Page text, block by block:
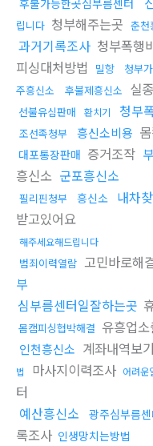
후불가능한곳심부름센터
립니다 청부해주는곳 춘천
과거기록조사 청부폭행
피싱대처방법
밀항 청부
주흥신소
후불제흥신소 실
선불유심판매 환치기 청부
조선족청부 흥신소비용
대포통장판매 증거조작
흥신소 군포흥신소
필리핀청부 흥신소 내차
받고있어요
해주세요해드립니다
범죄이력열람 고민바로해
부
심부름센터일잘하는곳
몸캠피싱협박해결 유흥업
인천흥신소 계좌내역보기
법
마사지이력조사 어려운
터
예산흥신소
광주심부름
록조사 인생망치는방법